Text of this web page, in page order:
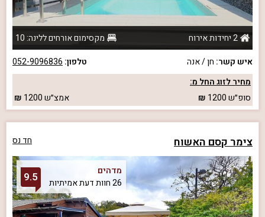
2 יחידות אירוח
מקסימום אורחים ללינה: 10
איש קשר: חן / אנה טלפון: 052-9096836
מחיר לזוג החל מ:
סופ״ש1200 אמצ״ש1200
צימר קסם האשוח חד נס
מדהים
26 חוות דעת אמיתיות
9.5